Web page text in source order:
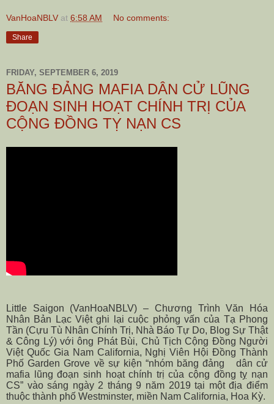
VanHoaNBLV at 6:58 AM No comments:
Share
FRIDAY, SEPTEMBER 6, 2019
BĂNG ĐẢNG MAFIA DÂN CỬ LŨNG
ĐOẠN SINH HOẠT CHÍNH TRỊ CỦA
CỘNG ĐỒNG TỴ NẠN CS
Little Saigon (VanHoaNBLV) – Chương Trình Văn Hóa
Nhân Bản Lạc Việt ghi lại cuộc phỏng vấn của Tạ Phong
Tần (Cựu Tù Nhân Chính Trị, Nhà Báo Tự Do, Blog Sự Thật
& Công Lý) với ông Phát Bùi, Chủ Tịch Cộng Đồng Người
Việt Quốc Gia Nam California, Nghị Viên Hội Đồng Thành
Phố Garden Grove về sự kiện “nhóm băng đảng
dân cử
mafia lũng đoạn sinh hoạt chính trị của cộng đồng tỵ nạn
CS” vào sáng ngày 2 tháng 9 năm 2019 tại một địa điểm
thuộc thành phố Westminster, miền Nam California, Hoa Kỳ.